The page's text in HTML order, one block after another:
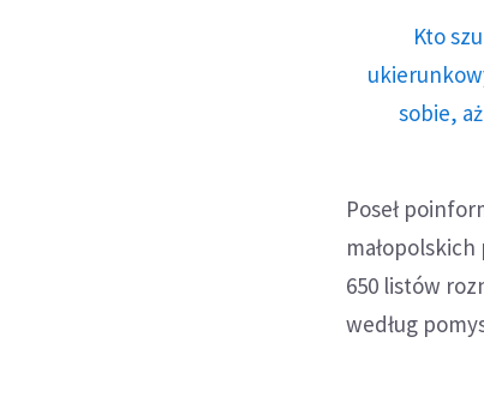
Kto
sobie,
Poseł
650 listów
według